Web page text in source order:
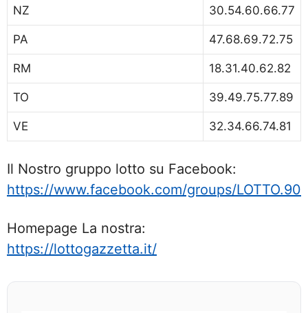
NZ 30.54.60.66.77
PA 47.68.69.72.75
RM 18.31.40.62.82
TO 39.49.75.77.89
VE 32.34.66.74.81
Il Nostro gruppo lotto su Facebook:
https://www.facebook.com/groups/LOTTO.90
Homepage La nostra:
https://lottogazzetta.it/